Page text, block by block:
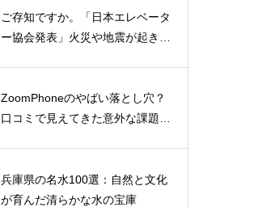
ご存知ですか。「日本エレベータ
ー協会発表」火災や地震が起きた
ZoomPhoneのやばい落とし穴？
口コミで見えてきた意外な課題と
兵庫県の名水100選：自然と文化
が育んだ清らかな水の宝庫